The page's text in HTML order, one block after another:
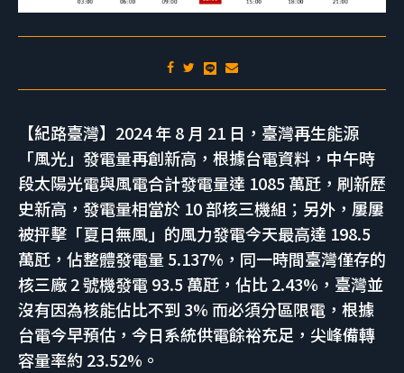
【紀路臺灣】2024 年 8 月 21 日，臺灣再生能源
「風光」發電量再創新高，根據台電資料，中午時
段太陽光電與風電合計發電量達 1085 萬瓩，刷新歷
史新高，發電量相當於 10 部核三機組；另外，屢屢
被抨擊「夏日無風」的風力發電今天最高達 198.5
萬瓩，佔整體發電量 5.137%，同一時間臺灣僅存的
核三廠 2 號機發電 93.5 萬瓩，佔比 2.43%，臺灣並
沒有因為核能佔比不到 3% 而必須分區限電，根據
台電今早預估，今日系統供電餘裕充足，尖峰備轉
容量率約 23.52%。